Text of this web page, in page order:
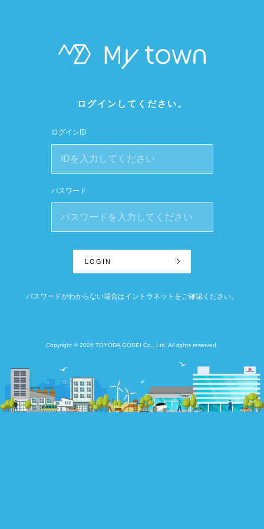
ログインしてください。
ログインID
パスワード
パスワードがわからない場合はイントラネットをご確認ください。
Copyright © 2026 TOYODA GOSEI Co., Ltd. All rights reserved.